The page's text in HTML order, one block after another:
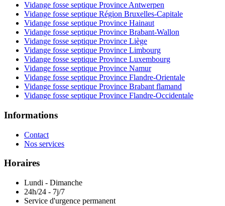
Vidange fosse septique Province Antwerpen
Vidange fosse septique Région Bruxelles-Capitale
Vidange fosse septique Province Hainaut
Vidange fosse septique Province Brabant-Wallon
Vidange fosse septique Province Liège
Vidange fosse septique Province Limbourg
Vidange fosse septique Province Luxembourg
Vidange fosse septique Province Namur
Vidange fosse septique Province Flandre-Orientale
Vidange fosse septique Province Brabant flamand
Vidange fosse septique Province Flandre-Occidentale
Informations
Contact
Nos services
Horaires
Lundi - Dimanche
24h/24 - 7j/7
Service d'urgence permanent